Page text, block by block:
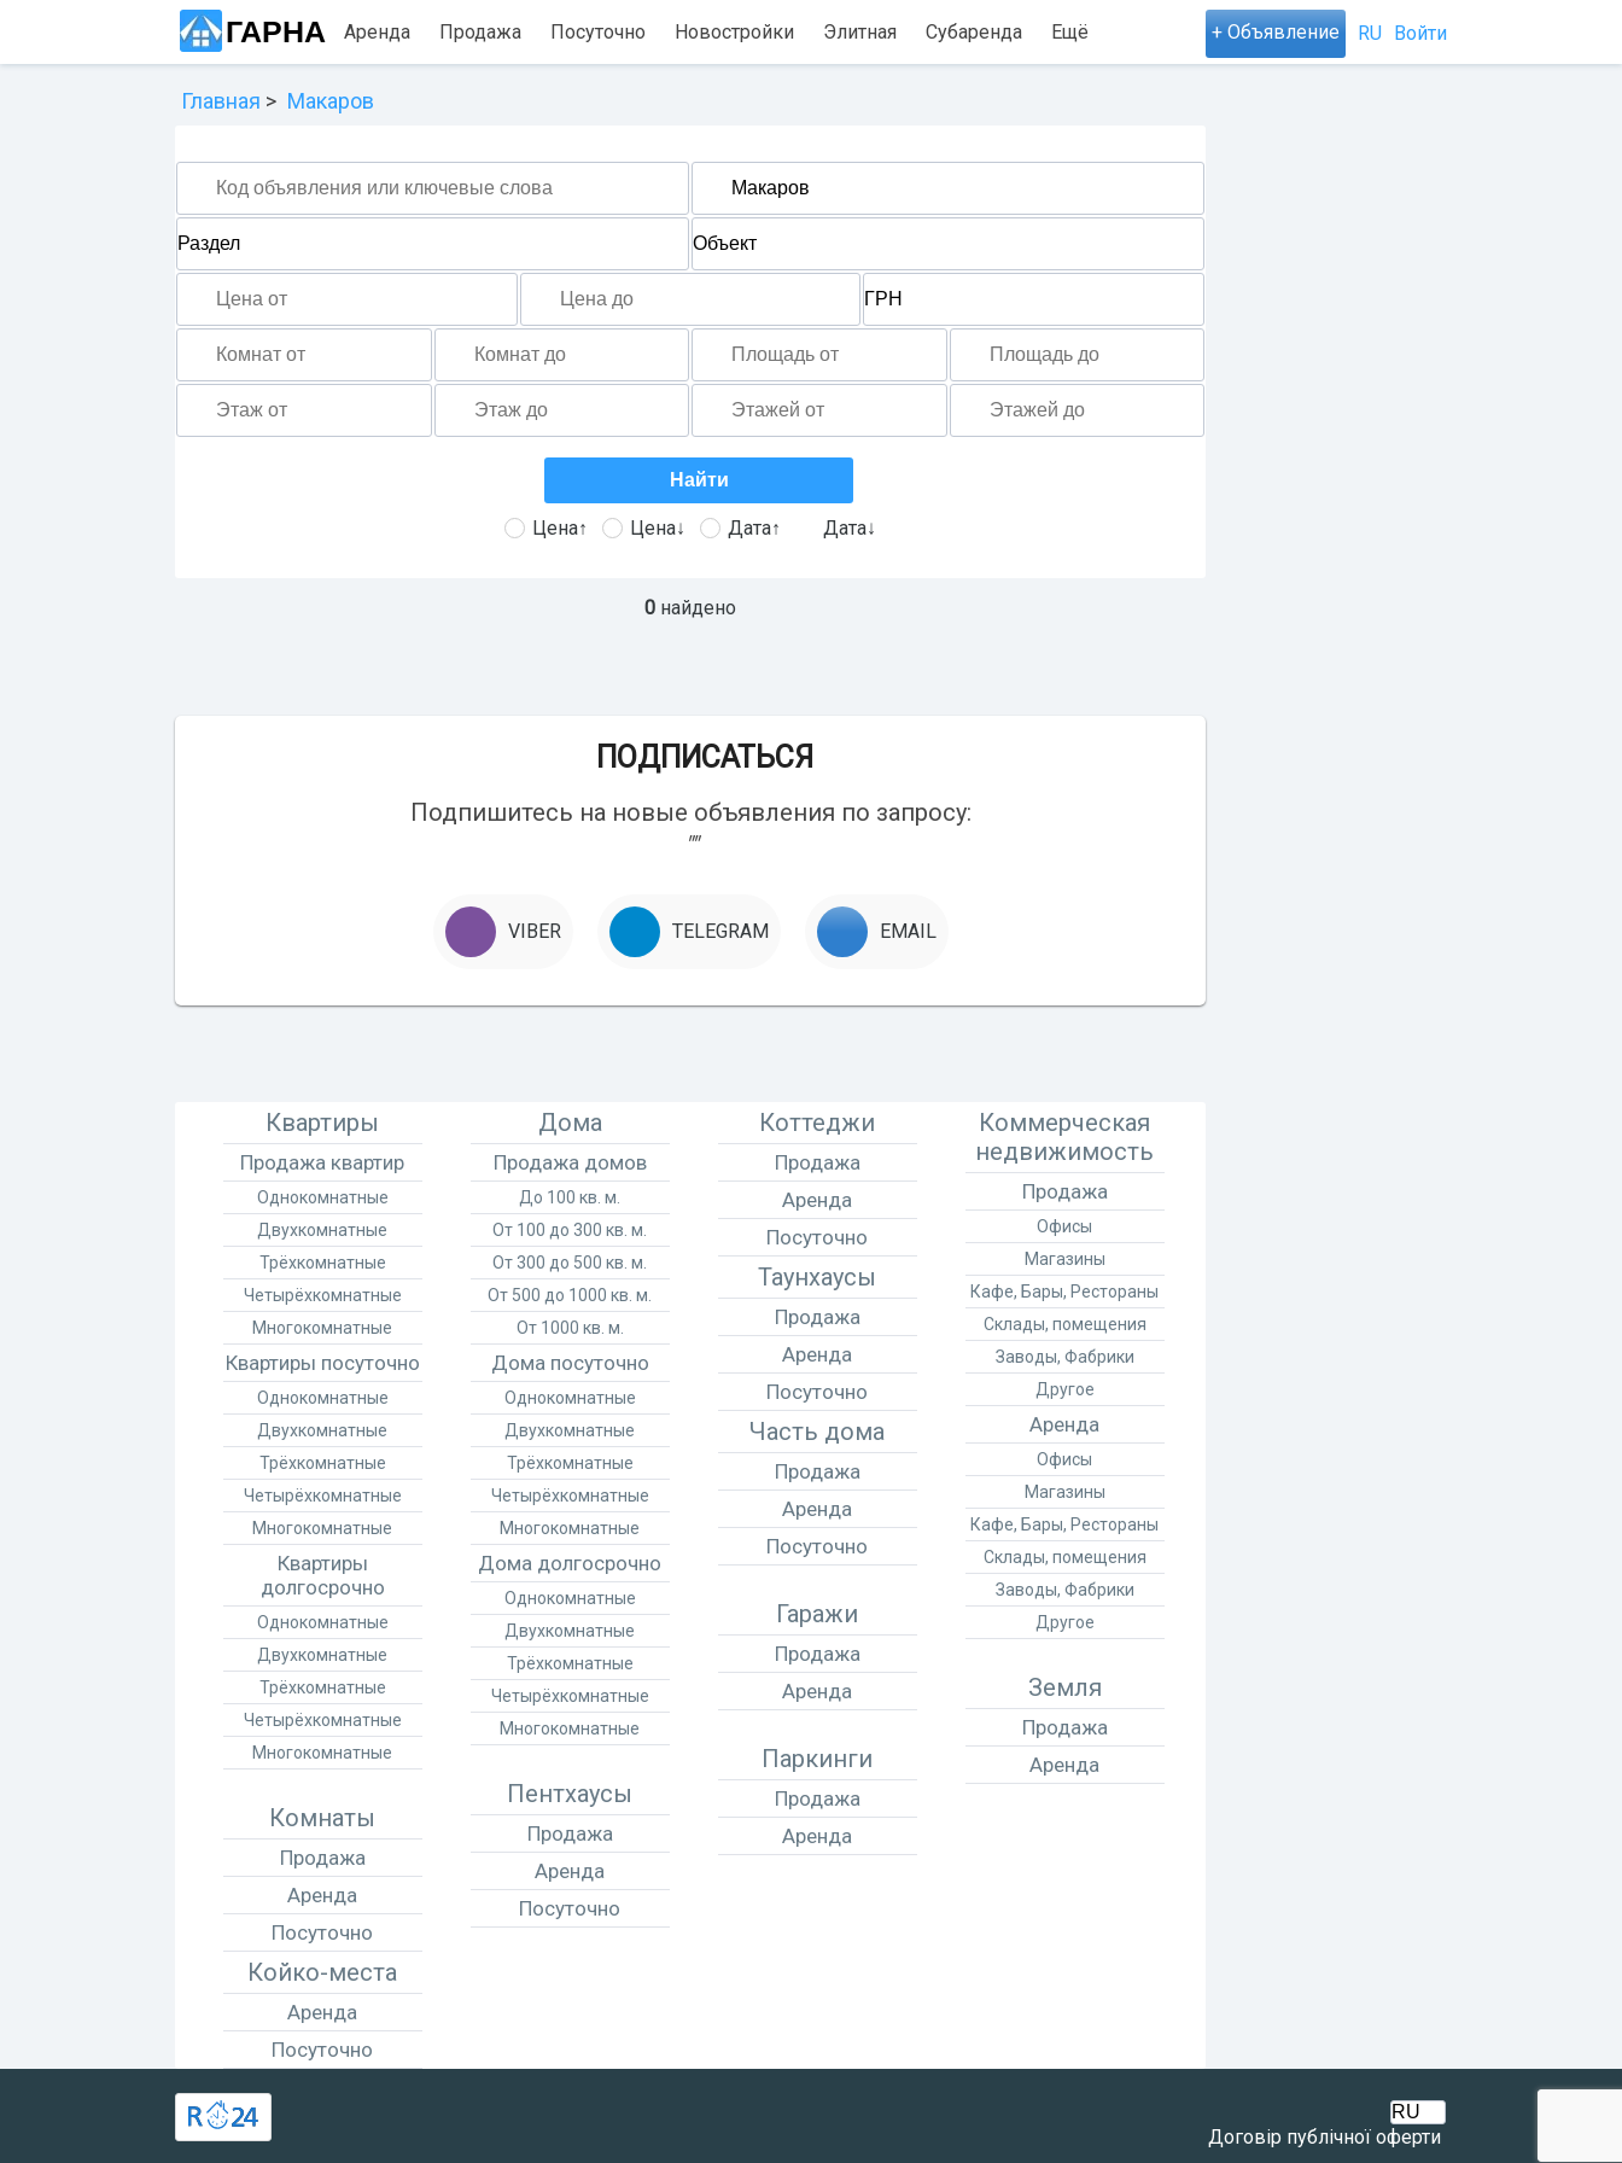
ГАРНА Аренда Продажа Посуточно Новостройки Элитная Субаренда Ещё + Объявление RU Войти
Главная Макаров
Цена↑ Цена↓ Дата↑ Дата↓
0 найдено
ПОДПИСАТЬСЯ
Подпишитесь на новые объявления по запросу:
""
VIBER TELEGRAM EMAIL
Квартиры
Продажа квартир
Однокомнатные
Двухкомнатные
Трёхкомнатные
Четырёхкомнатные
Многокомнатные
Квартиры посуточно
Однокомнатные
Двухкомнатные
Трёхкомнатные
Четырёхкомнатные
Многокомнатные
Квартиры
долгосрочно
Однокомнатные
Двухкомнатные
Трёхкомнатные
Четырёхкомнатные
Многокомнатные
Комнаты
Продажа
Аренда
Посуточно
Койко-места
Аренда
Посуточно
Дома
Продажа домов
До 100 кв. м.
От 100 до 300 кв. м.
От 300 до 500 кв. м.
От 500 до 1000 кв. м.
От 1000 кв. м.
Дома посуточно
Однокомнатные
Двухкомнатные
Трёхкомнатные
Четырёхкомнатные
Многокомнатные
Дома долгосрочно
Однокомнатные
Двухкомнатные
Трёхкомнатные
Четырёхкомнатные
Многокомнатные
Пентхаусы
Продажа
Аренда
Посуточно
Коттеджи
Продажа
Аренда
Посуточно
Таунхаусы
Продажа
Аренда
Посуточно
Часть дома
Продажа
Аренда
Посуточно
Гаражи
Продажа
Аренда
Паркинги
Продажа
Аренда
Коммерческая
недвижимость
Продажа
Офисы
Магазины
Кафе, Бары, Рестораны
Склады, помещения
Заводы, Фабрики
Другое
Аренда
Офисы
Магазины
Кафе, Бары, Рестораны
Склады, помещения
Заводы, Фабрики
Другое
Земля
Продажа
Аренда
Договір публічної оферти